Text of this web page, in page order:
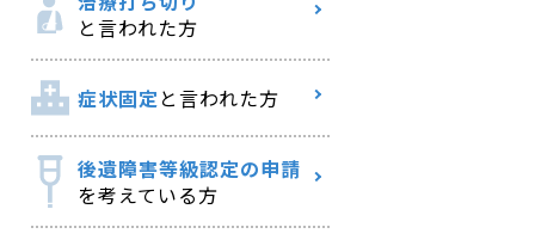
と言われた方
症状固定と言われた方
後遺障害等級認定の申請
を考えている方